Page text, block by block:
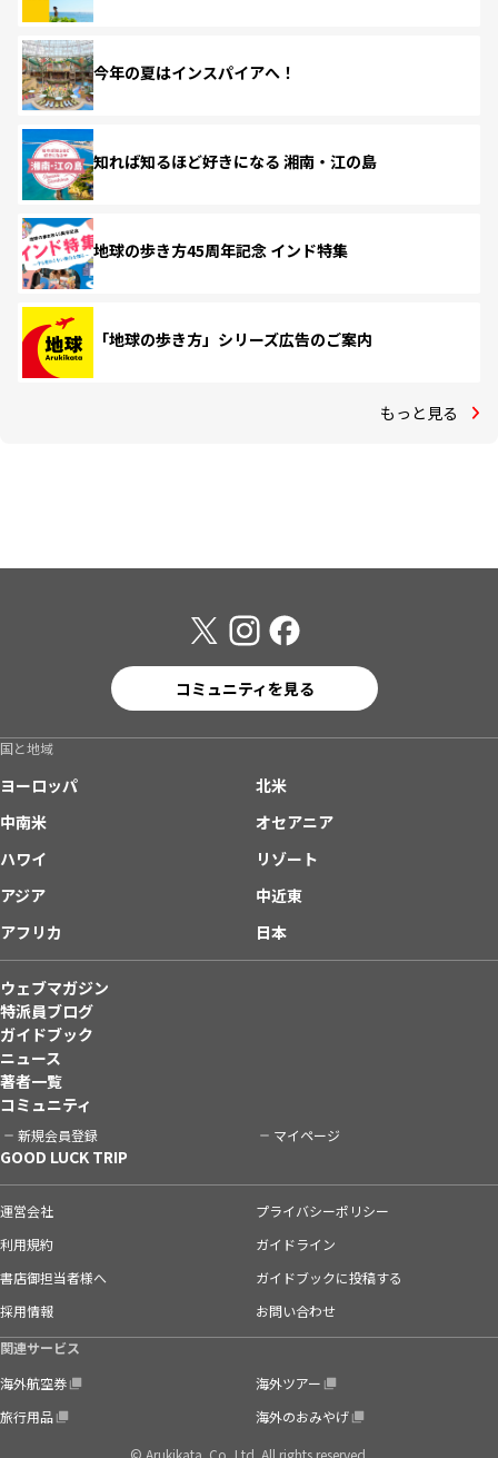
今年の夏はインスパイアへ！
知れば知るほど好きになる 湘南・江の島
地球の歩き方45周年記念 インド特集
「地球の歩き方」シリーズ広告のご案内
もっと見る
コミュニティを見る
国と地域
ヨーロッパ
北米
中南米
オセアニア
ハワイ
リゾート
アジア
中近東
アフリカ
日本
ウェブマガジン
特派員ブログ
ガイドブック
ニュース
著者一覧
コミュニティ
新規会員登録 マイページ
GOOD LUCK TRIP
運営会社
プライバシーポリシー
利用規約
ガイドライン
書店御担当者様へ
ガイドブックに投稿する
採用情報
お問い合わせ
関連サービス
海外航空券
海外ツアー
旅行用品
海外のおみやげ
© Arukikata. Co.,Ltd. All rights reserved.